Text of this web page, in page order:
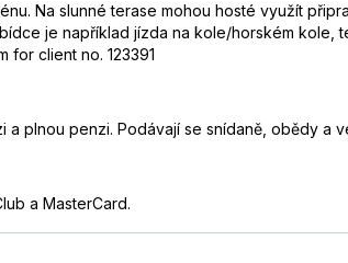
Na slunné terase mohou hosté využít
je například jízda na kole/horském kole,
for client no. 123391
plnou penzi. Podávají se snídaně, obědy a
a MasterCard.